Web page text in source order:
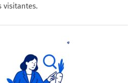
visitantes.